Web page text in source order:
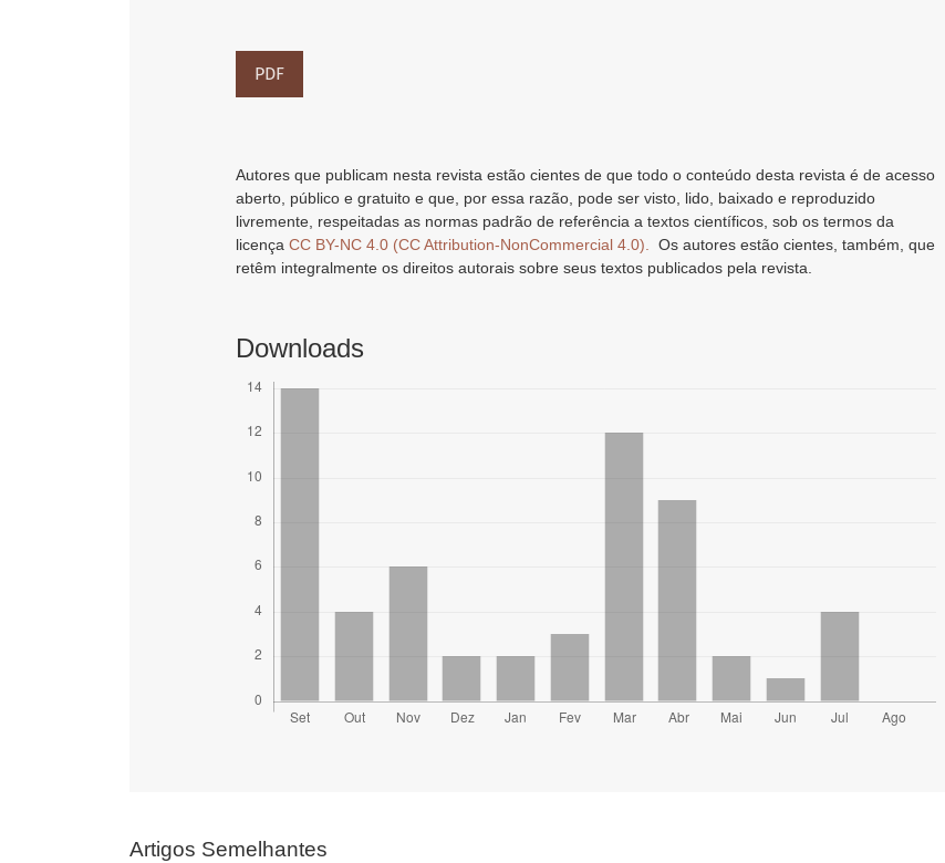
PDF
Autores que publicam nesta revista estão cientes de que todo o conteúdo desta revista é de acesso
aberto, público e gratuito e que, por essa razão, pode ser visto, lido, baixado e reproduzido
livremente, respeitadas as normas padrão de referência a textos científicos, sob os termos da
licença CC BY-NC 4.0 (CC Attribution-NonCommercial 4.0). Os autores estão cientes, também, que
retêm integralmente os direitos autorais sobre seus textos publicados pela revista.
Downloads
Artigos Semelhantes